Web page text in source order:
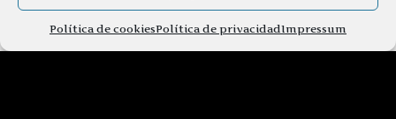
Política de cookiesPolítica de privacidadImpressum